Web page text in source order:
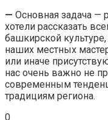
— Основная задача —
хотели рассказать
башкирской
наших местных
или иначе
нас очень важно не
современным
традициям региона.
0